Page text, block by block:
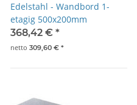
Edelstahl - Wandbord 1-
etagig 500x200mm
368,42 € *
netto 309,60 € *